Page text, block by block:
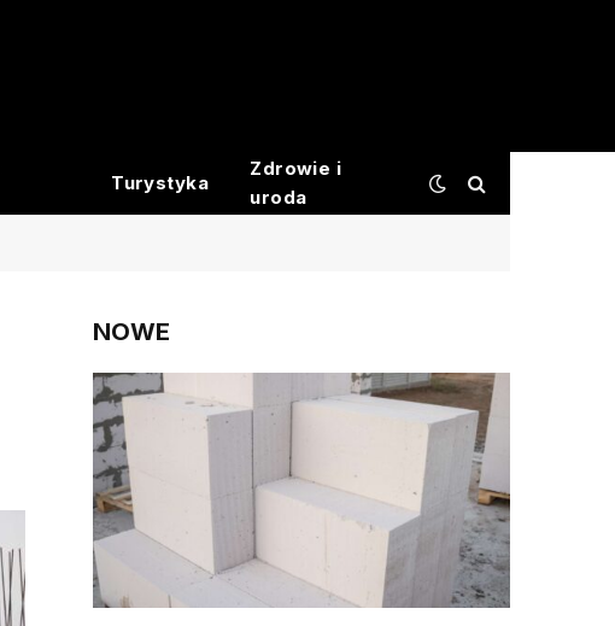
Turystyka
Zdrowie i
uroda
NOWE